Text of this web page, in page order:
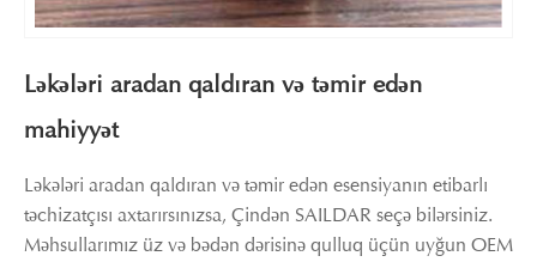
Ləkələri aradan qaldıran və təmir edən
mahiyyət
Ləkələri aradan qaldıran və təmir edən esensiyanın etibarlı
təchizatçısı axtarırsınızsa, Çindən SAILDAR seçə bilərsiniz.
Məhsullarımız üz və bədən dərisinə qulluq üçün uyğun OEM